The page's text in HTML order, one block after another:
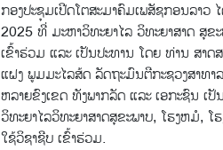
ກອງປະຊຸມເປີດໂຕສະມາຄົມເພສັຊກອນລາ
2025 ທີ່ ມະຫາວິທະຍາໄລ ວິທະຍາສາດ ສຸຂ
ເຂົ້າຮ່ວມ ແລະ ເປັນປະທານ ໂດຍ ທ່ານ ສາ
ແຝງ ພູມມະໄລສ້ດ ລັດຖະມົນຕີກະຊວງສາທ
ຫລາຍຂົງເຂດ ທັງພາກລັດ ແລະ ເອກະຊົນ
ວິທະຍາໄລວິທະຍາສາດສຸຂະພາບ, ໂຮງຫມໍ,
ໃຊ້ວິຊາຊີບ ເຂົ້າຮ່ວມ.